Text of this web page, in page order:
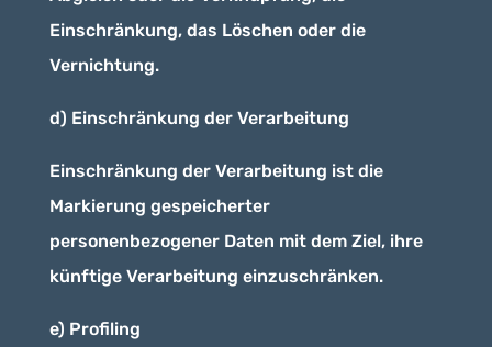
Einschränkung, das Löschen oder die
Vernichtung.
d) Einschränkung der Verarbeitung
Einschränkung der Verarbeitung ist die
Markierung gespeicherter
personenbezogener Daten mit dem Ziel, ihre
künftige Verarbeitung einzuschränken.
e) Profiling